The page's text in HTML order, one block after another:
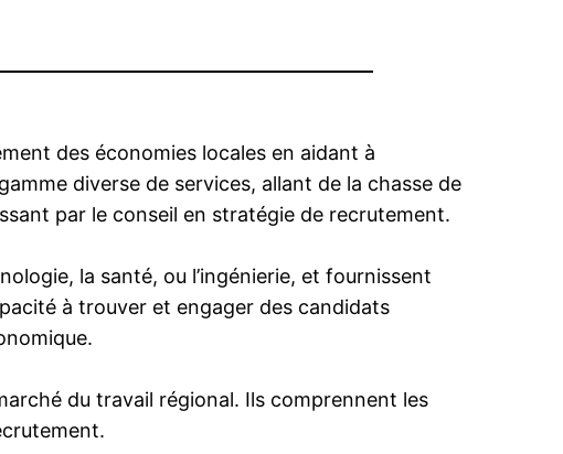
des économies locales en aidant à
diverse de services, allant de la chasse de
par le conseil en stratégie de recrutement.
la santé, ou l’ingénierie, et fournissent
à trouver et engager des candidats
du travail régional. Ils comprennent les